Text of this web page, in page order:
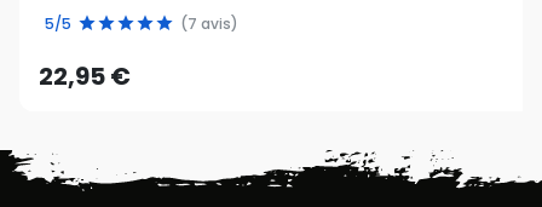
5/5 (7 avis)
22,95 €